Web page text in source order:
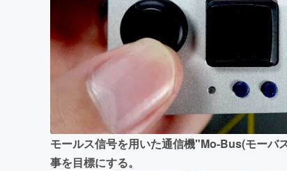
モールス信号を用いた通信機"Mo-Bus(モーバ
事を目標にする。